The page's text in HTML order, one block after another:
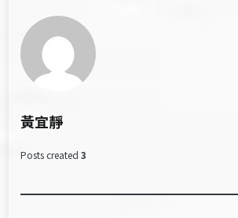
黃宜靜
Posts created 3